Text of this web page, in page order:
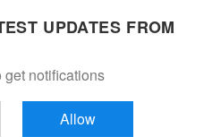
UPDATES FROM
notifications
Allow